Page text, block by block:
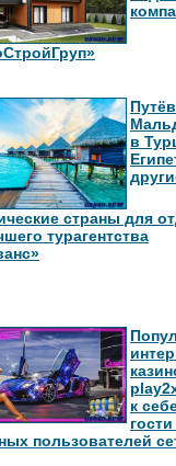
в
страны для
турагентства
к
пользователей